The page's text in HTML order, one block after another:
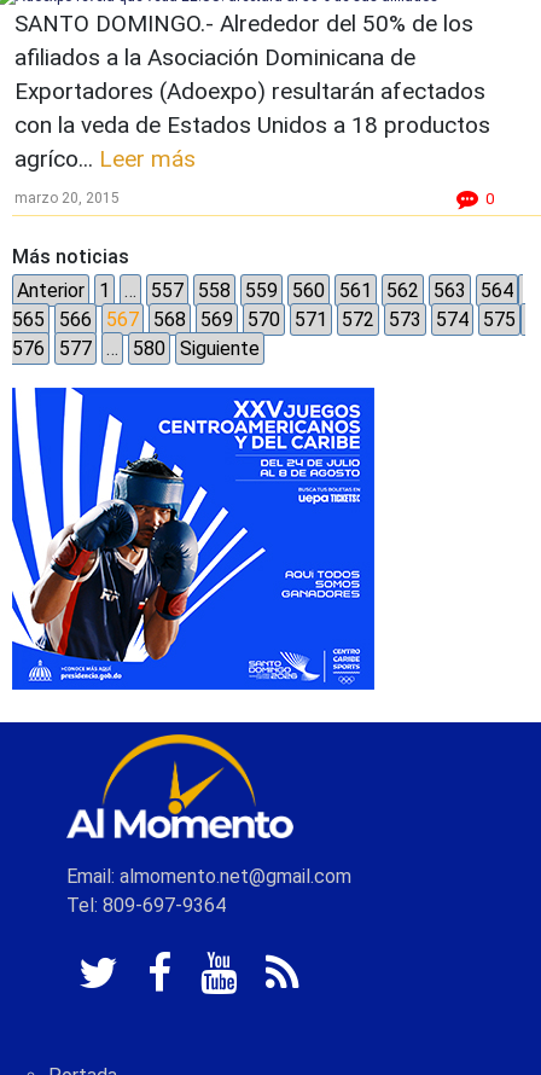
SANTO DOMINGO.- Alrededor del 50% de los
afiliados a la Asociación Dominicana de
Exportadores (Adoexpo) resultarán afectados
con la veda de Estados Unidos a 18 productos
agríco... Leer más
marzo 20, 2015 0
Más noticias
Anterior
1 … 557 558 559 560 561 562 563
564
565
566 567 568 569 570 571 572 573 574
575
576
577 … 580 Siguiente
Email: almomento.net@gmail.com
Tel: 809-697-9364